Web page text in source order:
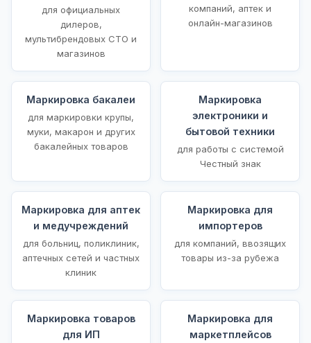
для официальных
дилеров,
мультибрендовых СТО и
магазинов
компаний, аптек и
онлайн-магазинов
Маркировка бакалеи
для маркировки крупы,
муки, макарон и других
бакалейных товаров
Маркировка
электроники и
бытовой техники
для работы с системой
Честный знак
Маркировка для аптек
и медучреждений
для больниц, поликлиник,
аптечных сетей и частных
клиник
Маркировка для
импортеров
для компаний, ввозящих
товары из-за рубежа
Маркировка товаров
для ИП
Маркировка для
маркетплейсов